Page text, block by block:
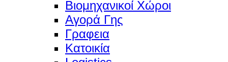
Βιομηχανικοί Χώροι
Αγορά Γης
Γραφεια
Κατοικία